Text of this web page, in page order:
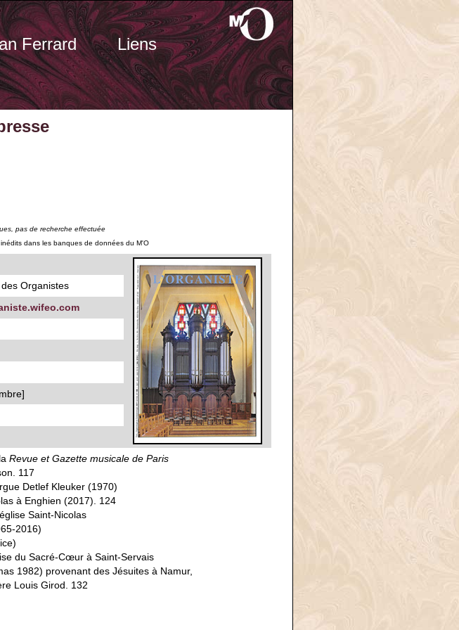
Ferrard Liens
pas de recherche effectuée
dans les banques de données du M'O
Organistes
Revue et Gazette musicale de Paris
117
Detlef Kleuker (1970)
à Enghien (2017). 124
Saint-Nicolas
2016)
du Sacré-Cœur à Saint-Servais
1982) provenant des Jésuites à Namur,
Louis Girod. 132